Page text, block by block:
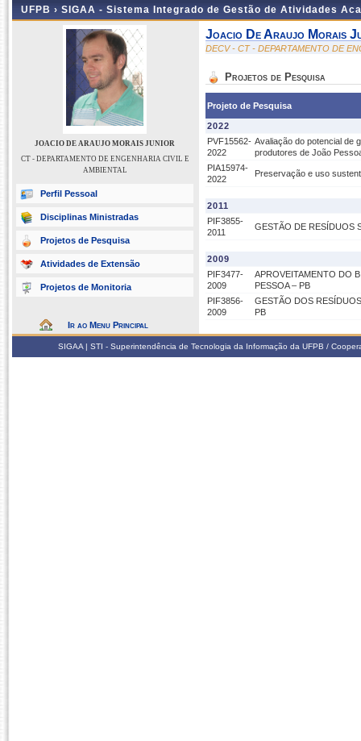
UFPB › SIGAA - Sistema Integrado de Gestão de Atividades
JOACIO DE ARAUJO MORAIS JUNIOR
CT - DEPARTAMENTO DE ENGENHARIA CIVIL E
AMBIENTAL
Perfil Pessoal
Disciplinas Ministradas
Projetos de Pesquisa
Atividades de Extensão
Projetos de Monitoria
Ir ao Menu Principal
Joacio De Araujo Morais
DECV - CT - DEPARTAMENTO DE
Projetos de Pesquisa
Projeto de Pesquisa
2022
PVF15562-
2022
Avaliação do potencial de
produtores de João
PIA15974-
2022
Preservação e uso
2011
PIF3855-
2011
GESTÃO DE RESÍDUOS
2009
PIF3477-
2009
APROVEITAMENTO DO
PESSOA – PB
PIF3856-
2009
GESTÃO DOS
PB
SIGAA | STI - Superintendência de Tecnologia da Informação da UFPB /